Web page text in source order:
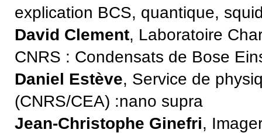
explication BCS, quantique,
David Clement, Laboratoire
CNRS : Condensats de Bose
Daniel Estève, Service de
(CNRS/CEA) :nano supra
Jean-Christophe Ginefri,